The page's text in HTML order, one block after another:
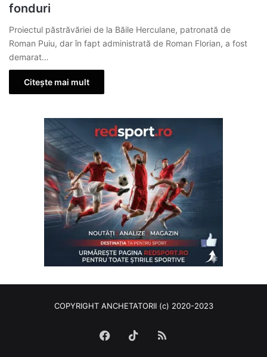
fonduri
Proiectul păstrăvăriei de la Băile Herculane, patronată de
Roman Puiu, dar în fapt administrată de Roman Florian, a fost
demarat…
Citește mai mult
COPYRIGHT ANCHETATORII (c) 2020-2023
Facebook
TikTok